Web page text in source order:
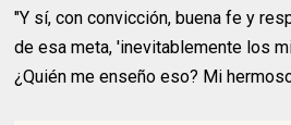
"Y sí, con convicción, buena fe y
de esa meta, 'inevitablemente los
¿Quién me enseño eso? Mi